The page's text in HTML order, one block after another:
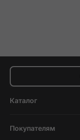
Каталог
Планшеты
Покупателям